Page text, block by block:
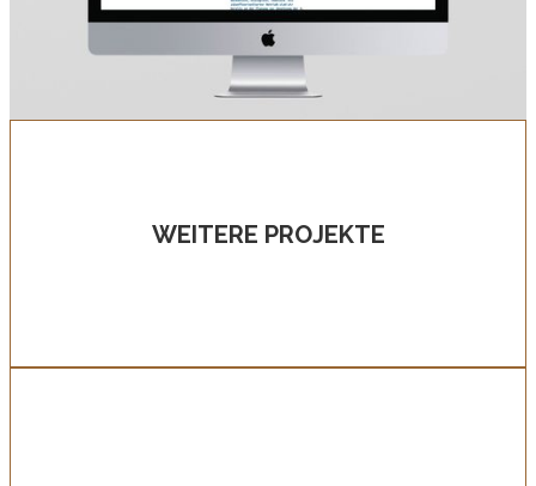
WEITERE PROJEKTE